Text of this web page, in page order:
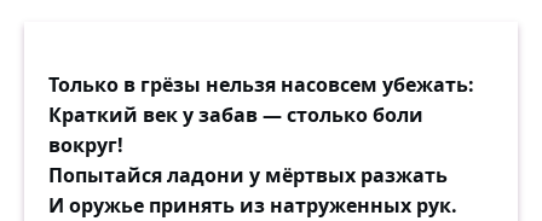
Только в грёзы нельзя насовсем убежать:
Краткий век у забав — столько боли
вокруг!
Попытайся ладони у мёртвых разжать
И оружье принять из натруженных рук.